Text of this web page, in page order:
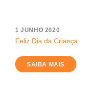
1 JUNHO 2020
Feliz Dia da Criança
SAIBA MAIS